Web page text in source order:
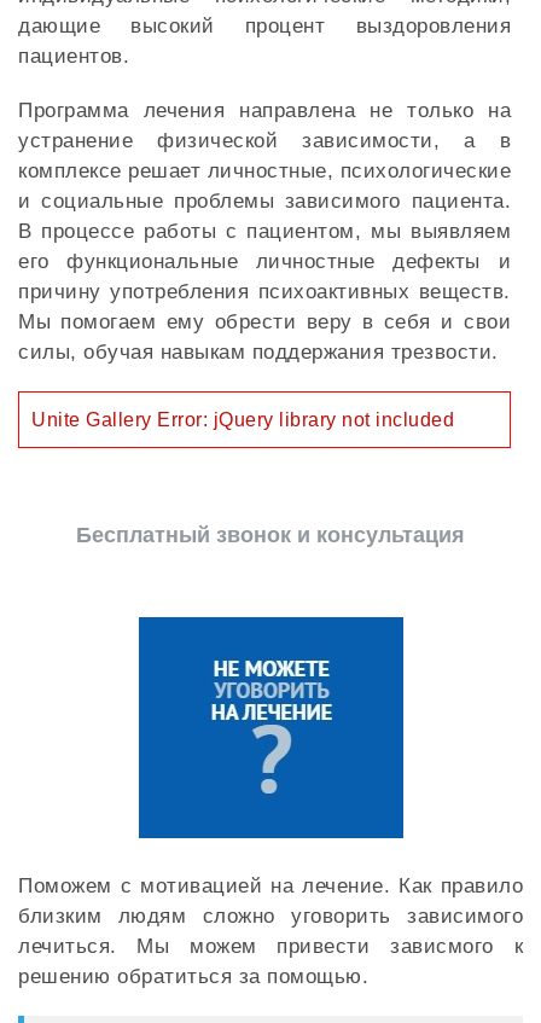
дающие высокий процент выздоровления
пациентов.
Программа лечения направлена не только на
устранение физической зависимости, а в
комплексе решает личностные, психологические
и социальные проблемы зависимого пациента.
В процессе работы с пациентом, мы выявляем
его функциональные личностные дефекты и
причину употребления психоактивных веществ.
Мы помогаем ему обрести веру в себя и свои
силы, обучая навыкам поддержания трезвости.
Unite Gallery Error: jQuery library not included
Бесплатный звонок и консультация
Поможем с мотивацией на лечение. Как правило
близким людям сложно уговорить зависимого
лечиться. Мы можем привести зависмого к
решению обратиться за помощью.